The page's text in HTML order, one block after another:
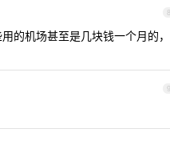
8
的机场甚至是几块钱一个月的，
9